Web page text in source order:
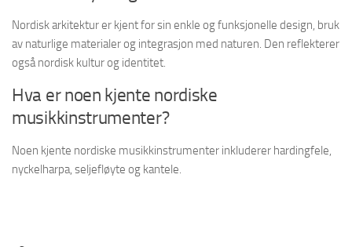
Nordisk arkitektur er kjent for sin enkle og funksjonelle design, bruk
av naturlige materialer og integrasjon med naturen. Den reflekterer
også nordisk kultur og identitet.
Hva er noen kjente nordiske
musikkinstrumenter?
Noen kjente nordiske musikkinstrumenter inkluderer hardingfele,
nyckelharpa, seljefløyte og kantele.